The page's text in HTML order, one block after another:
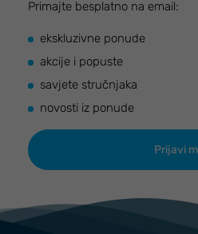
Primajte besplatno na email:
ekskluzivne ponude
akcije i popuste
savjete stručnjaka
novosti iz ponude